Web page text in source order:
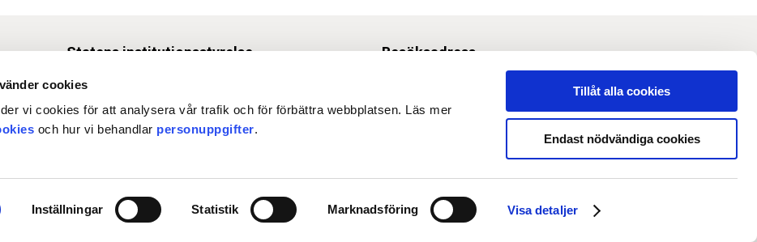
cookies
vi cookies för att analysera vår trafik och för förbättra webbplatsen. Läs mer
och hur vi behandlar personuppgifter.
Inställningar Statistik Marknadsföring Visa detaljer
Tillåt alla cookies
Endast nödvändiga cookies
Statens institutionsstyrelse
010-453 40 00
Fax 010-453 40 50
Org.nr. 202100-4508
Besöksadress
Svetsarvägen 10, Solna
› Tillgänglighet och anpassning